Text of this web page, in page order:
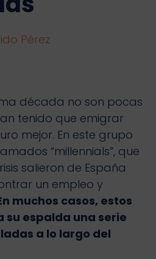
Pérez
década no son pocas
tenido que emigrar
mejor. En este grupo
“millennials”, que
salieron de España
un empleo y
muchos casos, estos
su espalda una serie
a lo largo del